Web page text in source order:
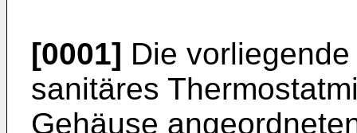
[0001] Die
sanitäres
Gehäuse